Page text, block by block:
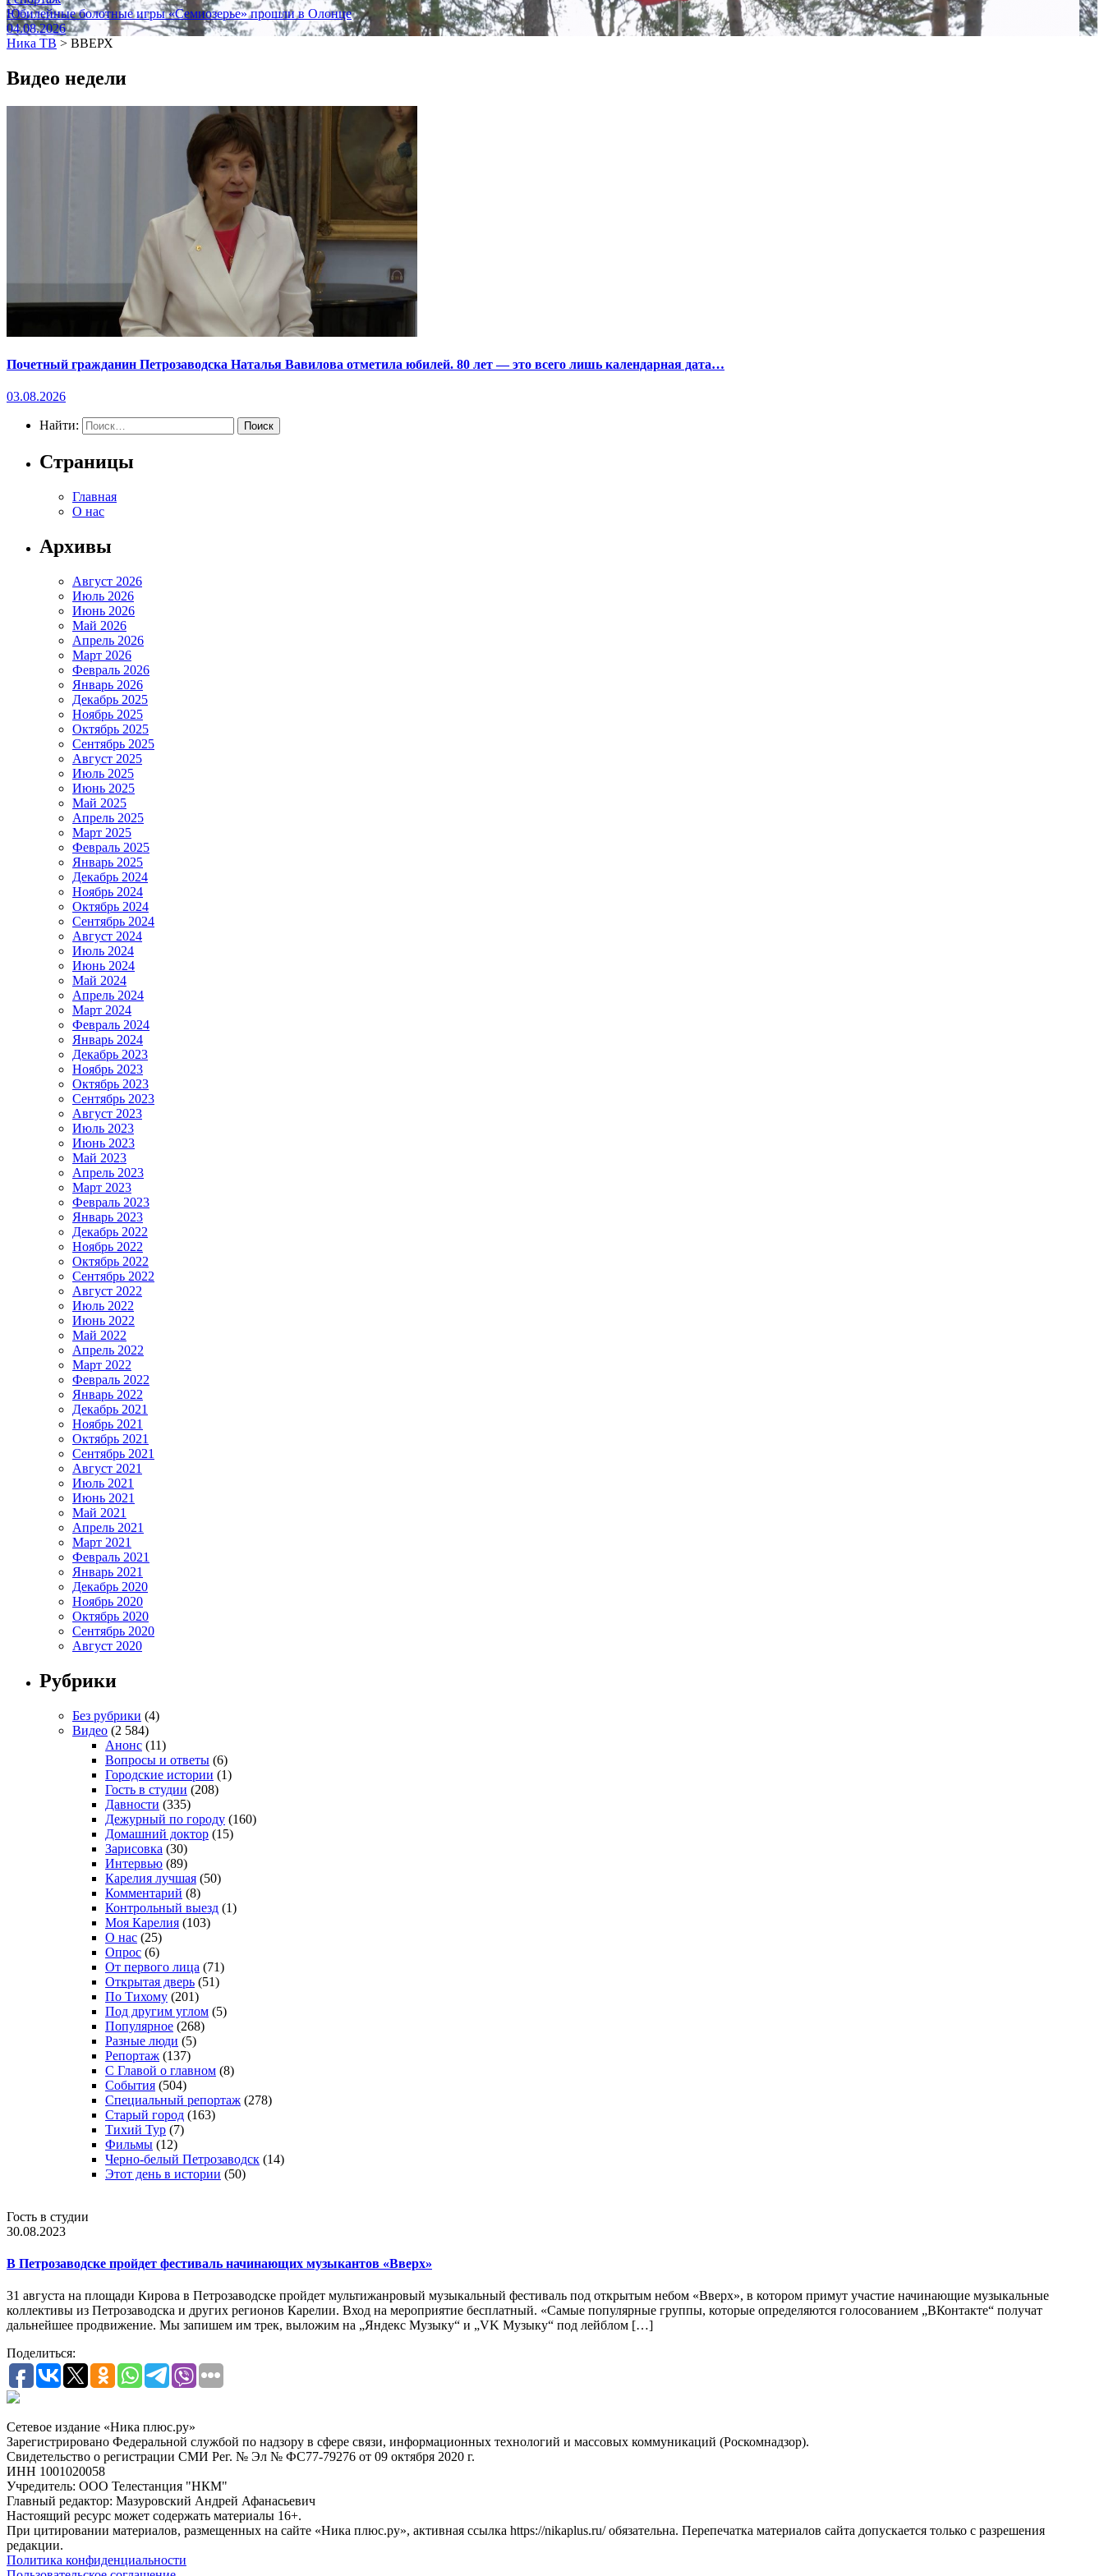
Юбилейные болотные игры «Семиозерье» прошли в Олонце
04.08.2026
Ника ТВ > ВВЕРХ
Видео недели
Почетный гражданин Петрозаводска Наталья Вавилова отметила юбилей. 80 лет — это всего лишь календарная дата…
03.08.2026
Найти:
Страницы
Главная
О нас
Архивы
Август 2026
Июль 2026
Июнь 2026
Май 2026
Апрель 2026
Март 2026
Февраль 2026
Январь 2026
Декабрь 2025
Ноябрь 2025
Октябрь 2025
Сентябрь 2025
Август 2025
Июль 2025
Июнь 2025
Май 2025
Апрель 2025
Март 2025
Февраль 2025
Январь 2025
Декабрь 2024
Ноябрь 2024
Октябрь 2024
Сентябрь 2024
Август 2024
Июль 2024
Июнь 2024
Май 2024
Апрель 2024
Март 2024
Февраль 2024
Январь 2024
Декабрь 2023
Ноябрь 2023
Октябрь 2023
Сентябрь 2023
Август 2023
Июль 2023
Июнь 2023
Май 2023
Апрель 2023
Март 2023
Февраль 2023
Январь 2023
Декабрь 2022
Ноябрь 2022
Октябрь 2022
Сентябрь 2022
Август 2022
Июль 2022
Июнь 2022
Май 2022
Апрель 2022
Март 2022
Февраль 2022
Январь 2022
Декабрь 2021
Ноябрь 2021
Октябрь 2021
Сентябрь 2021
Август 2021
Июль 2021
Июнь 2021
Май 2021
Апрель 2021
Март 2021
Февраль 2021
Январь 2021
Декабрь 2020
Ноябрь 2020
Октябрь 2020
Сентябрь 2020
Август 2020
Рубрики
Без рубрики (4)
Видео (2 584)
Анонс (11)
Вопросы и ответы (6)
Городские истории (1)
Гость в студии (208)
Давности (335)
Дежурный по городу (160)
Домашний доктор (15)
Зарисовка (30)
Интервью (89)
Карелия лучшая (50)
Комментарий (8)
Контрольный выезд (1)
Моя Карелия (103)
О нас (25)
Опрос (6)
От первого лица (71)
Открытая дверь (51)
По Тихому (201)
Под другим углом (5)
Популярное (268)
Разные люди (5)
Репортаж (137)
С Главой о главном (8)
События (504)
Специальный репортаж (278)
Старый город (163)
Тихий Тур (7)
Фильмы (12)
Черно-белый Петрозаводск (14)
Этот день в истории (50)
Гость в студии
30.08.2023
В Петрозаводске пройдет фестиваль начинающих музыкантов «Вверх»
31 августа на площади Кирова в Петрозаводске пройдет мультижанровый музыкальный фестиваль под открытым небом «Вверх», в котором примут участие начинающие музыкальные
коллективы из Петрозаводска и других регионов Карелии. Вход на мероприятие бесплатный. «Самые популярные группы, которые определяются голосованием „ВКонтакте“ получат
дальнейшее продвижение. Мы запишем им трек, выложим на „Яндекс Музыку“ и „VK Музыку“ под лейблом […]
Поделиться:
Сетевое издание «Ника плюс.ру»
Зарегистрировано Федеральной службой по надзору в сфере связи, информационных технологий и массовых коммуникаций (Роскомнадзор).
Свидетельство о регистрации СМИ Рег. № Эл № ФС77-79276 от 09 октября 2020 г.
ИНН 1001020058
Учредитель: ООО Телестанция "НКМ"
Главный редактор: Мазуровский Андрей Афанасьевич
Настоящий ресурс может содержать материалы 16+.
При цитировании материалов, размещенных на сайте «Ника плюс.ру», активная ссылка https://nikaplus.ru/ обязательна. Перепечатка материалов сайта допускается только с разрешения
редакции.
Политика конфиденциальности